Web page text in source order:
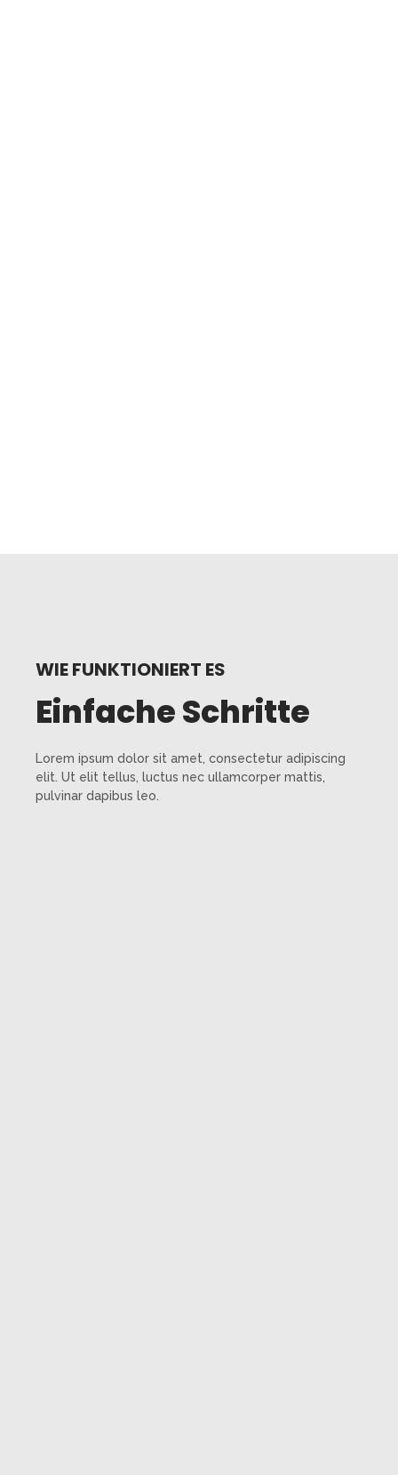
WIE FUNKTIONIERT ES
Einfache Schritte
Lorem ipsum dolor sit amet, consectetur adipiscing
elit. Ut elit tellus, luctus nec ullamcorper mattis,
pulvinar dapibus leo.